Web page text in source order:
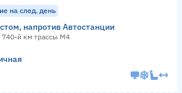
на след. день
напротив Автостанции
740-й км трассы М4